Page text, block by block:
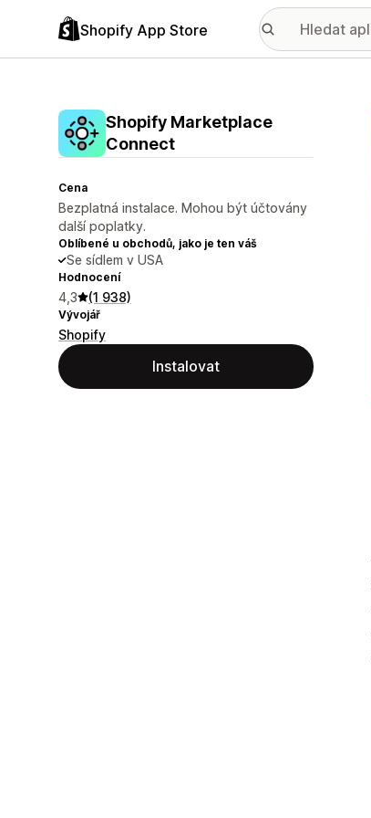
Shopify App Store
Shopify Marketplace
Connect
Cena
Bezplatná instalace. Mohou být účtovány
další poplatky.
Oblíbené u obchodů, jako je ten váš
Se sídlem v USA
Hodnocení
4,3 (1 938)
Vývojář
Shopify
Instalovat